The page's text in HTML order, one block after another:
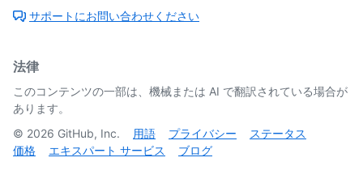
サポートにお問い合わせください
法律
このコンテンツの一部は、機械または AI で翻訳されている場合が
あります。
© 2026 GitHub, Inc. 用語 プライバシー
ステータス
価格
エキスパート サービス ブログ